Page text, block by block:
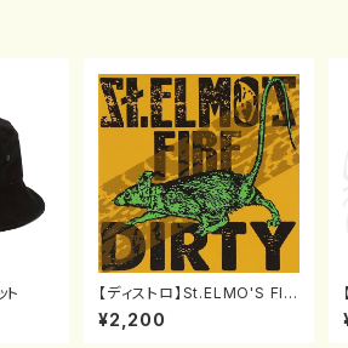
ト
【ディストロ】St.ELMO'S FIR
E "DIRTY" [CD]
¥2,200